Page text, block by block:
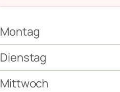
Montag
Dienstag
Mittwoch